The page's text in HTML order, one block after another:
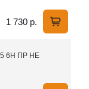
1 730 р.
6Н ПР НЕ